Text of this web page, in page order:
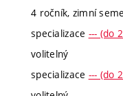
4 ročník, zimní
specializace --- (do
volitelný
specializace --- (do